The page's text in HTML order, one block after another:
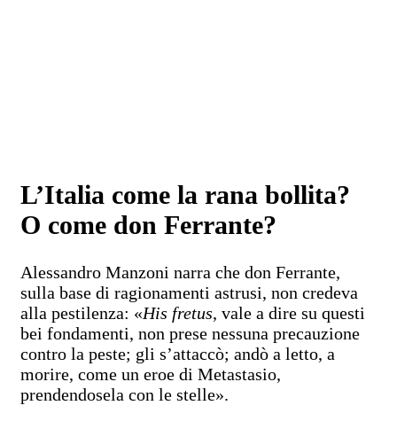
L’Italia come la rana bollita?
O come don Ferrante?
Alessandro Manzoni narra che don Ferrante,
sulla base di ragionamenti astrusi, non credeva
alla pestilenza: «His fretus, vale a dire su questi
bei fondamenti, non prese nessuna precauzione
contro la peste; gli s’attaccò; andò a letto, a
morire, come un eroe di Metastasio,
prendendosela con le stelle».